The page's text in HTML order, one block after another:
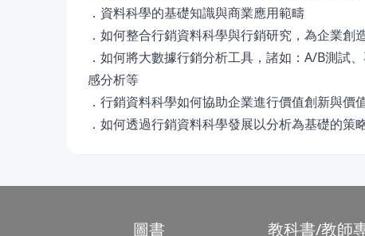
．資料科學的基礎知識與商業應用範疇
．如何整合行銷資料科學與行銷研究，為企業創
．如何將大數據行銷分析工具，諸如：A/B測試
感分析等
．行銷資料科學如何協助企業進行價值創新與價
．如何透過行銷資料科學發展以分析為基礎的
圖書 教科書/教師